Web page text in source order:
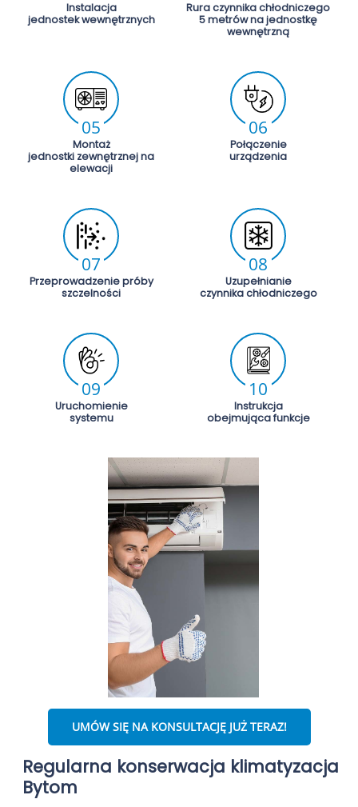
Instalacja
jednostek wewnętrznych
Rura czynnika chłodniczego
5 metrów na jednostkę
wewnętrzną
05
Montaż
jednostki zewnętrznej na
elewacji
06
Połączenie
urządzenia
07
Przeprowadzenie próby
szczelności
08
Uzupełnianie
czynnika chłodniczego
09
Uruchomienie
systemu
10
Instrukcja
obejmująca funkcje
UMÓW SIĘ NA KONSULTACJĘ JUŻ TERAZ!
Regularna konserwacja klimatyzacja
Bytom